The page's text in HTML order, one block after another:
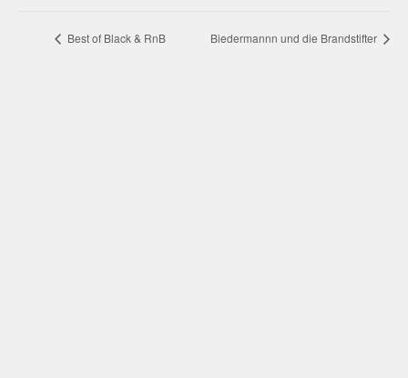
Best of Black & RnB Biedermannn und die Brandstifter